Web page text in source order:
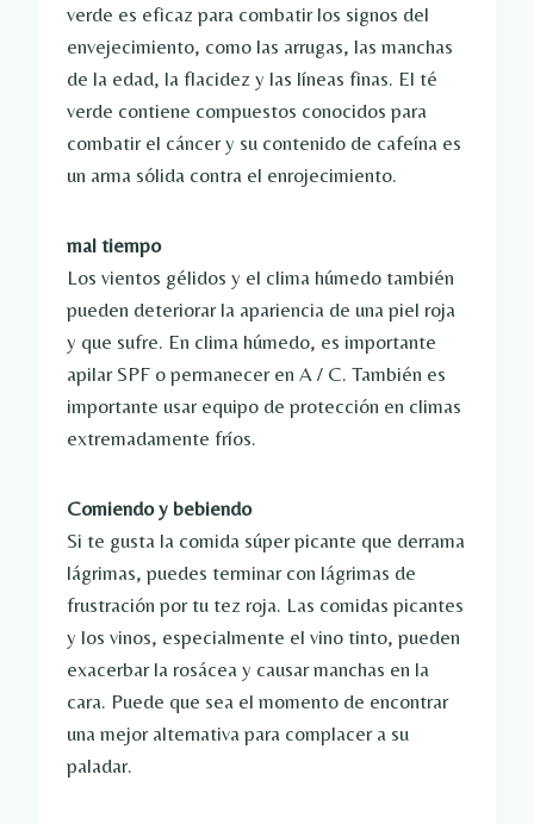
verde es eficaz para combatir los signos del
envejecimiento, como las arrugas, las manchas
de la edad, la flacidez y las líneas finas. El té
verde contiene compuestos conocidos para
combatir el cáncer y su contenido de cafeína es
un arma sólida contra el enrojecimiento.
mal tiempo
Los vientos gélidos y el clima húmedo también
pueden deteriorar la apariencia de una piel roja
y que sufre. En clima húmedo, es importante
apilar SPF o permanecer en A / C. También es
importante usar equipo de protección en climas
extremadamente fríos.
Comiendo y bebiendo
Si te gusta la comida súper picante que derrama
lágrimas, puedes terminar con lágrimas de
frustración por tu tez roja. Las comidas picantes
y los vinos, especialmente el vino tinto, pueden
exacerbar la rosácea y causar manchas en la
cara. Puede que sea el momento de encontrar
una mejor alternativa para complacer a su
paladar.